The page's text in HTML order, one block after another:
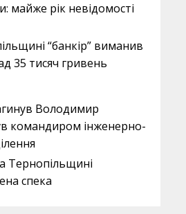
майже рік невідомості
“банкір” виманив
35 тисяч гривень
Володимир
командиром інженерно-
Тернопільщині
спека